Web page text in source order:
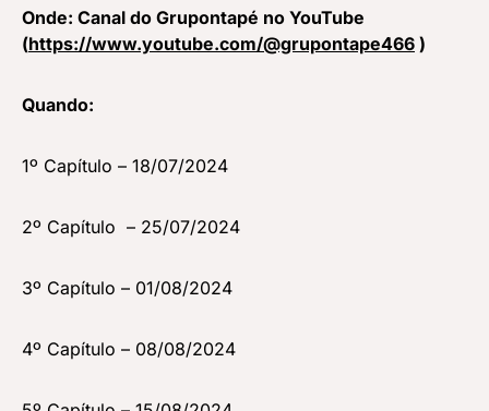
Onde: Canal do Grupontapé no YouTube
(https://www.youtube.com/@grupontape466 )
Quando:
1º Capítulo – 18/07/2024
2º Capítulo – 25/07/2024
3º Capítulo – 01/08/2024
4º Capítulo – 08/08/2024